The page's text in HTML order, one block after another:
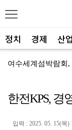
정치 경제 산업
광주FC, 레전드 예
한전KPS, 경
입력 : 2025. 05. 15(목)